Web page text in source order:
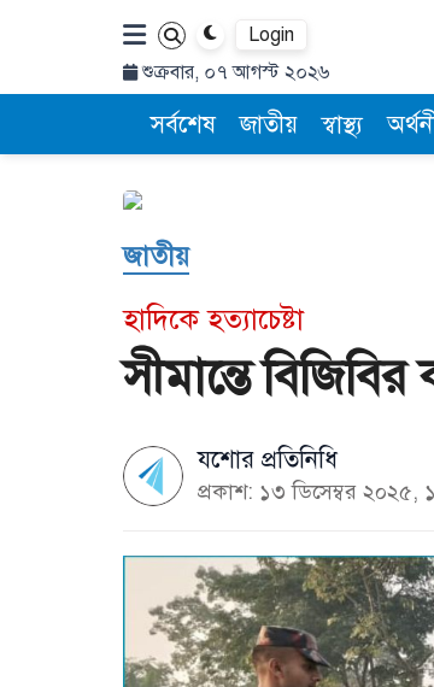
Login
শুক্রবার, ০৭ আগস্ট ২০২৬
সর্বশেষ জাতীয় স্বাস্থ্য
জাতীয়
হাদিকে হত্যাচেষ্টা
সীমান্তে
যশোর প্রতিনিধি
প্রকাশ: ১৩ ডিসেম্বর ২০২৫,